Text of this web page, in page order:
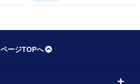
ページTOPへ